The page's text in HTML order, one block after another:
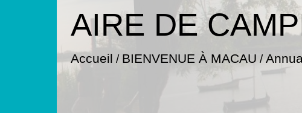
AIRE DE
Accueil / BIENVENUE À MACAU /